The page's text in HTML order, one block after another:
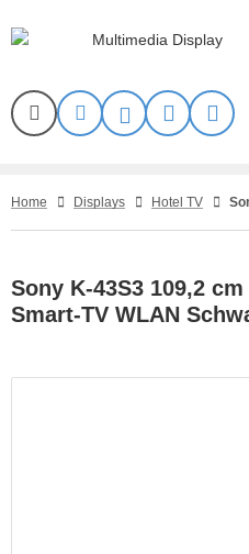
Home Displays Hotel TV
Sony K-43S3 109,2
Smart-TV WLAN